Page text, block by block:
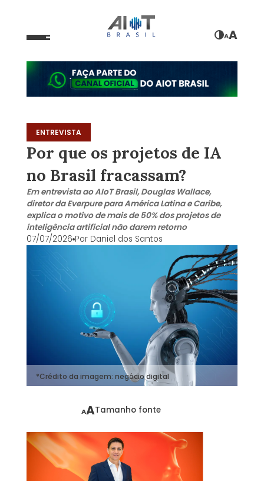
AA
ENTREVISTA
Por que os projetos de IA
no Brasil fracassam?
Em entrevista ao AIoT Brasil, Douglas Wallace,
diretor da Everpure para América Latina e Caribe,
explica o motivo de mais de 50% dos projetos de
inteligência artificial não darem retorno
07/07/2026 Por Daniel dos Santos
*Crédito da imagem: negócio digital
AATamanho fonte